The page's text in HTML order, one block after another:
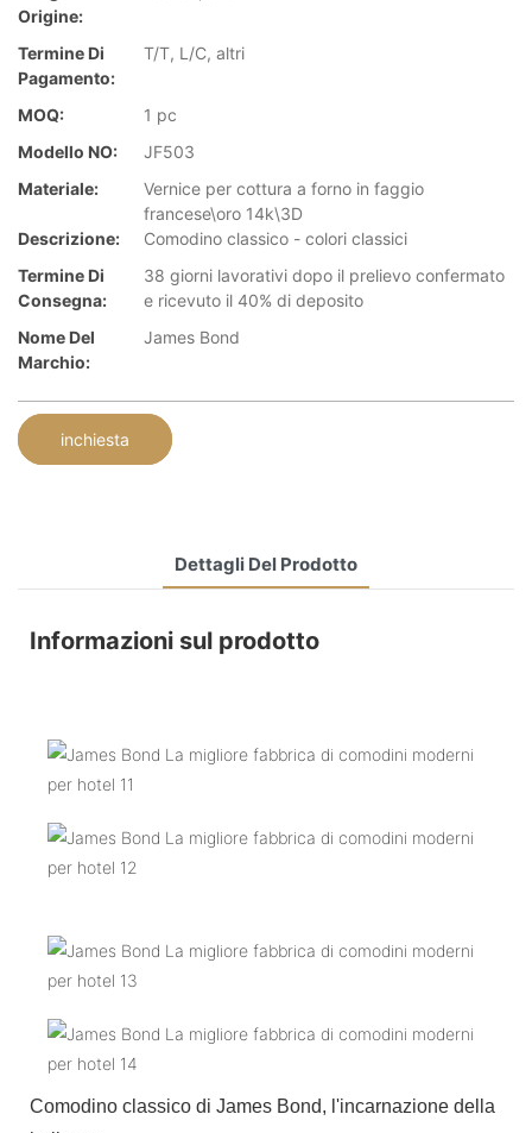
Origine:
Termine Di
Pagamento:
T/T, L/C, altri
MOQ:
1 pc
Modello NO:
JF503
Materiale:
Vernice per cottura a forno in faggio
francese\oro 14k\3D
Descrizione:
Comodino classico - colori classici
Termine Di
Consegna:
38 giorni lavorativi dopo il prelievo confermato
e ricevuto il 40% di deposito
Nome Del
Marchio:
James Bond
inchiesta
Dettagli Del Prodotto
Informazioni sul prodotto
Comodino classico di James Bond, l'incarnazione della